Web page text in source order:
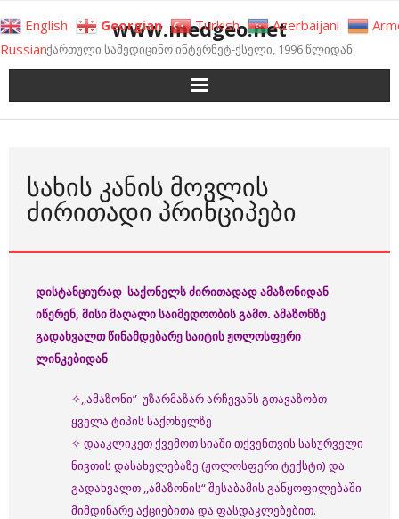
to
content
www.medgeo.net
ქართული სამედიცინო ინტერნეტ-ქსელი, 1996 წლიდან
ᲡᲐᲮᲘᲡ ᲙᲐᲜᲘᲡ ᲛᲝᲕᲚᲘᲡ
ᲫᲘᲠᲘᲗᲐᲓᲘ ᲞᲠᲘᲜᲪᲘᲞᲔᲑᲘ
დისტანციურად საქონელს ძირითადად ამაზონიდან
იწერენ, მისი მაღალი საიმედოობის გამო. ამაზონზე
გადახვალთ წინამდებარე საიტის ჟოლოსფერი
ლინკებიდან
✧,,ამაზონი” უზარმაზარ არჩევანს გთავაზობთ
ყველა ტიპის საქონელზე
✧ დააკლიკეთ ქვემოთ სიაში თქვენთვის სასურველი
ნივთის დასახელებაზე (ჟოლოსფერი ტექსტი) და
გადახვალთ ,,ამაზონის“ შესაბამის განყოფილებაში
მიმდინარე აქციებითა და ფასდაკლებებით.
English Georgian Turkish Azerbaijani
Russian